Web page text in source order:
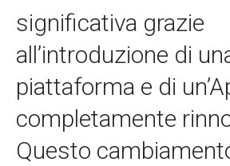
significativa grazie
all’introduzione di
piattaforma e di
completamente
Questo